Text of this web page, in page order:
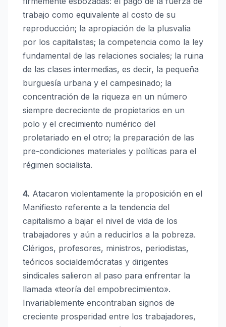
trabajo como equivalente al costo de su
reproducción; la apropiación de la plusvalía
por los capitalistas; la competencia como la ley
fundamental de las relaciones sociales; la ruina
de las clases intermedias, es decir, la pequeña
burguesía urbana y el campesinado; la
concentración de la riqueza en un número
siempre decreciente de propietarios en un
polo y el crecimiento numérico del
proletariado en el otro; la preparación de las
pre-condiciones materiales y políticas para el
régimen socialista.
4. Atacaron violentamente la proposición en el
Manifiesto referente a la tendencia del
capitalismo a bajar el nivel de vida de los
trabajadores y aún a reducirlos a la pobreza.
Clérigos, profesores, ministros, periodistas,
teóricos socialdemócratas y dirigentes
sindicales salieron al paso para enfrentar la
llamada «teoría del empobrecimiento».
Invariablemente encontraban signos de
creciente prosperidad entre los trabajadores,